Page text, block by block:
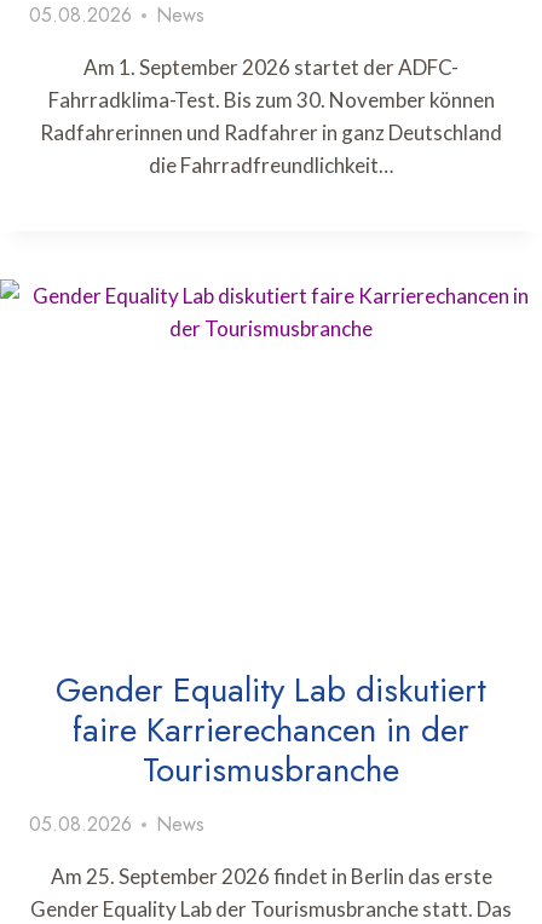
05.08.2026 News
Am 1. September 2026 startet der ADFC-
Fahrradklima-Test. Bis zum 30. November können
Radfahrerinnen und Radfahrer in ganz Deutschland
die Fahrradfreundlichkeit…
Gender Equality Lab diskutiert
faire Karrierechancen in der
Tourismusbranche
05.08.2026 News
Am 25. September 2026 findet in Berlin das erste
Gender Equality Lab der Tourismusbranche statt. Das